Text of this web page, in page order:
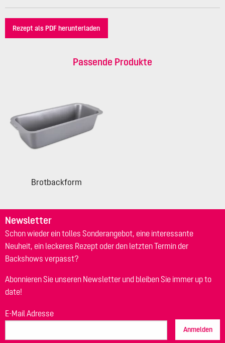
Rezept als PDF herunterladen
Passende Produkte
Brotbackform
Newsletter
Schon wieder ein tolles Sonderangebot, eine interessante
Neuheit, ein leckeres Rezept oder den letzten Termin der
Backshows verpasst?
Abonnieren Sie unseren Newsletter und bleiben Sie immer up to
date!
E-Mail Adresse
Anmelden